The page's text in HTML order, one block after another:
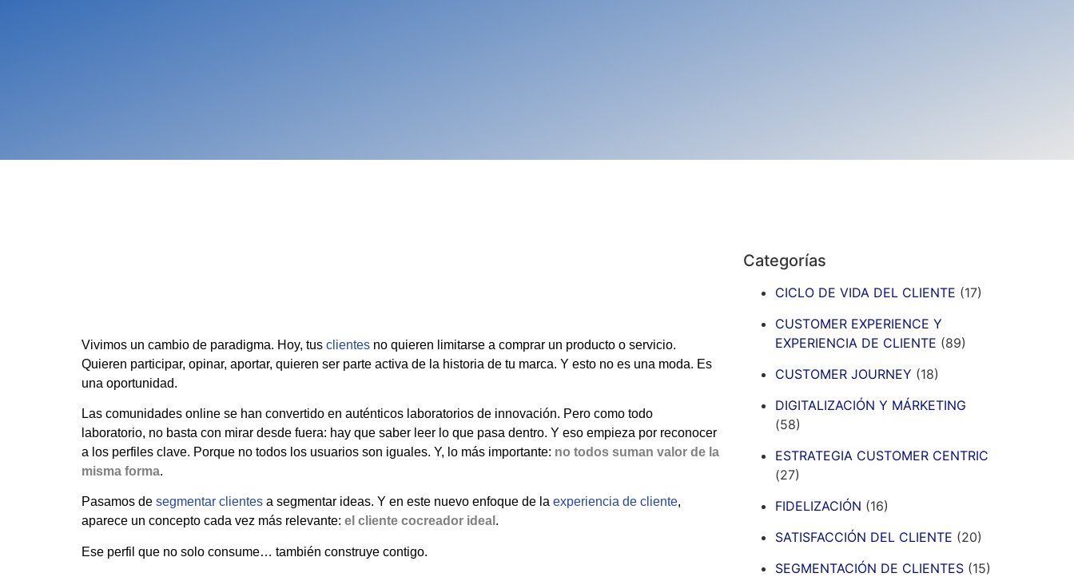
Vivimos un cambio de paradigma. Hoy, tus clientes no quieren limitarse a comprar un producto o servicio.
Quieren participar, opinar, aportar, quieren ser parte activa de la historia de tu marca. Y esto no es una moda. Es
una oportunidad.
Las comunidades online se han convertido en auténticos laboratorios de innovación. Pero como todo
laboratorio, no basta con mirar desde fuera: hay que saber leer lo que pasa dentro. Y eso empieza por reconocer
a los perfiles clave. Porque no todos los usuarios son iguales. Y, lo más importante: no todos suman valor de la
misma forma.
Pasamos de segmentar clientes a segmentar ideas. Y en este nuevo enfoque de la experiencia de cliente,
aparece un concepto cada vez más relevante: el cliente cocreador ideal .
Ese perfil que no solo consume… también construye contigo.
Categorías
CICLO DE VIDA DEL CLIENTE (17)
CUSTOMER EXPERIENCE Y
EXPERIENCIA DE CLIENTE (89)
CUSTOMER JOURNEY (18)
DIGITALIZACIÓN Y MÁRKETING
(58)
ESTRATEGIA CUSTOMER CENTRIC
(27)
FIDELIZACIÓN (16)
SATISFACCIÓN DEL CLIENTE (20)
SEGMENTACIÓN DE CLIENTES (15)